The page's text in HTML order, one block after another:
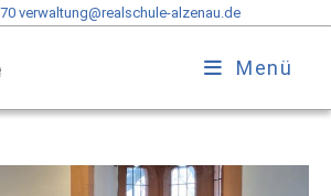
verwaltung@realschule-alzenau.de
Menü